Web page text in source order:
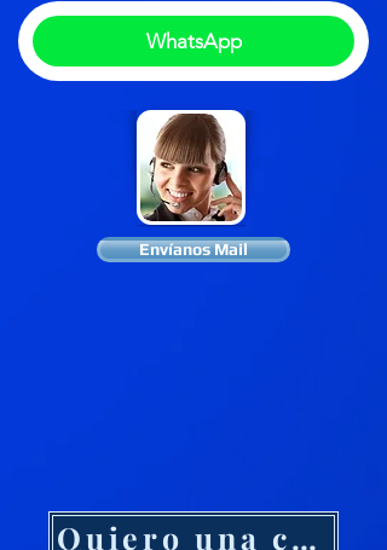
WhatsApp
Envíanos Mail
Quiero una cotización